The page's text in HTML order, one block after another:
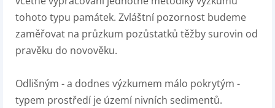
tohoto typu památek. Zvláštní pozornost budeme
zaměřovat na průzkum pozůstatků těžby surovin od
pravěku do novověku.
Odlišným - a dodnes výzkumem málo pokrytým -
typem prostředí je území nivních sedimentů.